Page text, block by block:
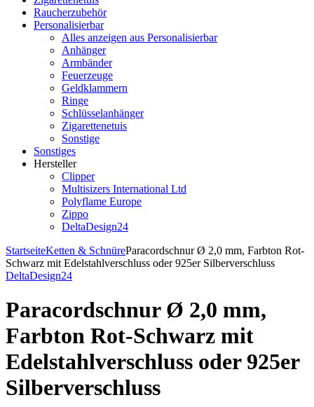
Raucherzubehör
Personalisierbar
Alles anzeigen aus Personalisierbar
Anhänger
Armbänder
Feuerzeuge
Geldklammern
Ringe
Schlüsselanhänger
Zigarettenetuis
Sonstige
Sonstiges
Hersteller
Clipper
Multisizers International Ltd
Polyflame Europe
Zippo
DeltaDesign24
StartseiteKetten & SchnüreParacordschnur Ø 2,0 mm, Farbton Rot-
Schwarz mit Edelstahlverschluss oder 925er Silberverschluss
DeltaDesign24
Paracordschnur Ø 2,0 mm,
Farbton Rot-Schwarz mit
Edelstahlverschluss oder 925er
Silberverschluss